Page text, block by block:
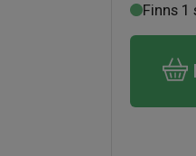
Finns 1